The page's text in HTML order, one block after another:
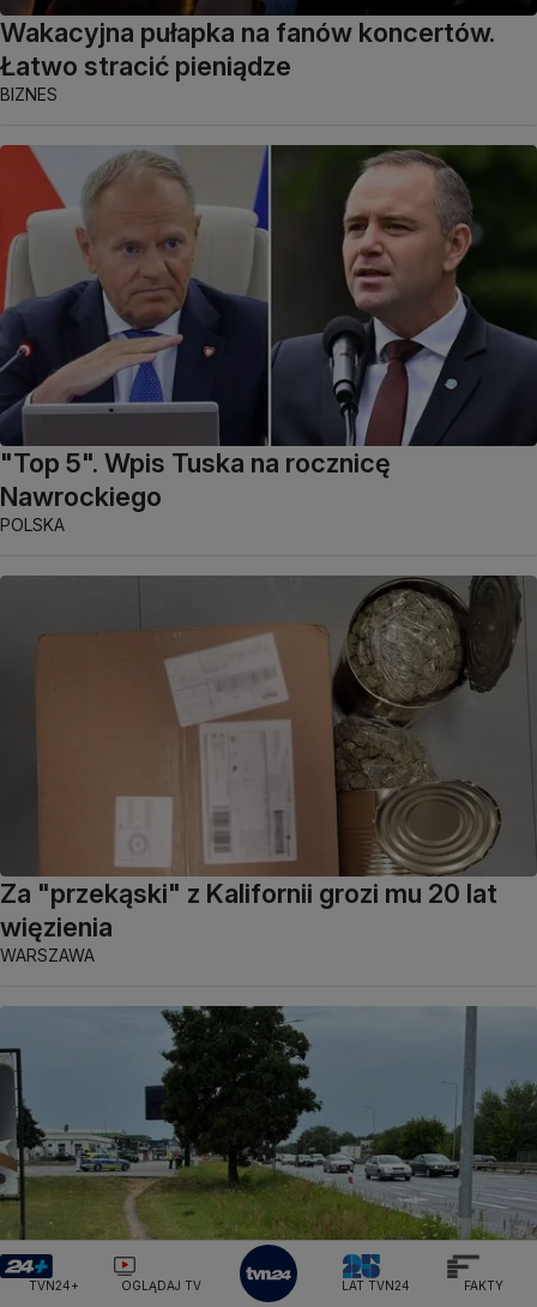
Wakacyjna pułapka na fanów koncertów.
Łatwo stracić pieniądze
BIZNES
"Top 5". Wpis Tuska na rocznicę
Nawrockiego
POLSKA
Za "przekąski" z Kalifornii grozi mu 20 lat
więzienia
WARSZAWA
TVN24+ OGLĄDAJ TV LAT TVN24 FAKTY